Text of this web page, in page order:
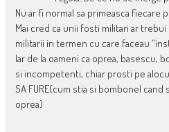
Nu ar fi normal sa primeasca fiecare
Mai cred ca unii fosti militari ar
militarii in termen cu care faceau
Iar de la oameni ca oprea, basescu,
si incompetenti, chiar prosti pe
SA FURE(cum stia si bombonel cand
oprea)